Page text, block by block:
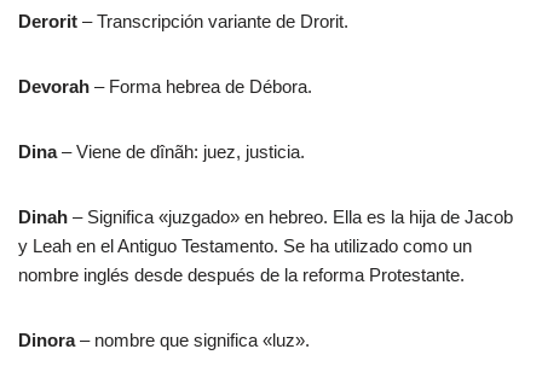
Derorit – Transcripción variante de Drorit.
Devorah – Forma hebrea de Débora.
Dina– Viene de dînãh: juez, justicia.
Dinah – Significa «juzgado» en hebreo. Ella es la hija de Jacob
y Leah en el Antiguo Testamento. Se ha utilizado como un
nombre inglés desde después de la reforma Protestante.
Dinora– nombre que significa «luz».